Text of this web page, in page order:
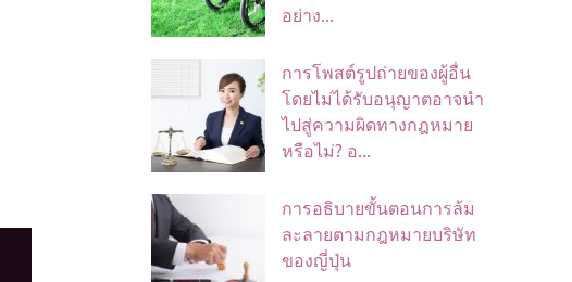
อย่าง...
การโพสต์รูปถ่ายของผู้อื่น
โดยไม่ได้รับอนุญาตอาจนํา
ไปสู่ความผิดทางกฎหมาย
หรือไม่? อ...
การอธิบายขั้นตอนการล้ม
ละลายตามกฎหมายบริษัท
ของญี่ปุ่น